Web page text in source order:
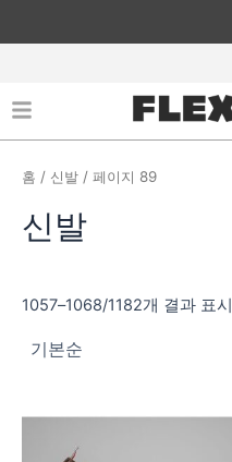
건
너
홈 / 신발 / 페이지 89
신발
1057–1068/1182개 결과 표시